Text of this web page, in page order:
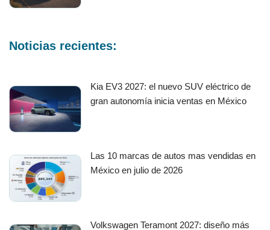
Noticias recientes:
Kia EV3 2027: el nuevo SUV eléctrico de
gran autonomía inicia ventas en México
Las 10 marcas de autos mas vendidas en
México en julio de 2026
Volkswagen Teramont 2027: diseño más